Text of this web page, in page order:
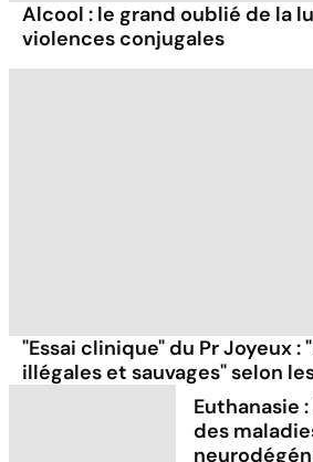
Alcool : le grand oublié de la
violences conjugales
"Essai clinique" du Pr Joyeux :
illégales et sauvages" selon
Euthanasie
des